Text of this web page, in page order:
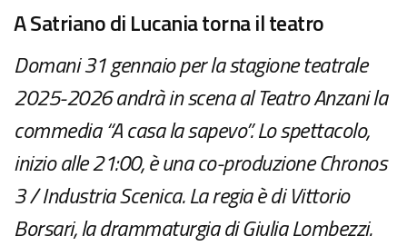
A Satriano di Lucania torna il teatro
Domani 31 gennaio per la stagione teatrale
2025-2026 andrà in scena al Teatro Anzani la
commedia “A casa la sapevo”. Lo spettacolo,
inizio alle 21:00, è una co-produzione Chronos
3 / Industria Scenica. La regia è di Vittorio
Borsari, la drammaturgia di Giulia Lombezzi.